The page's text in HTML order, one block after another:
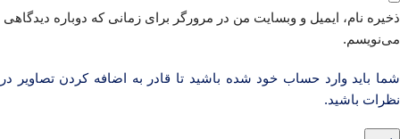
ذخیره نام، ایمیل و وبسایت من در مرورگر برای زمانی که دوباره دیدگاهی
می‌نویسم.
شما باید وارد حساب خود شده باشید تا قادر به اضافه کردن تصاویر در
نظرات باشید.